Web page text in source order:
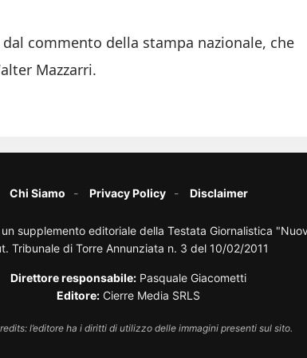
commento della stampa nazionale, che
Mazzarri.
Chi Siamo Privacy Policy Disclaimer
supplemento editoriale della Testata Giornalistica
Tribunale di Torre Annunziata n. 3 del 10/02/2011
Direttore responsabile: Pasquale Giacometti
Editore: Cierre Media SRLS
l’editore ha i diritti di utilizzo delle immagini presenti sul sito.